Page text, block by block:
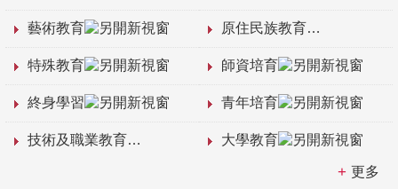
藝術教育 原住民族教育
特殊教育 師資培育
終身學習 青年培育
技術及職業教育 大學教育
更多